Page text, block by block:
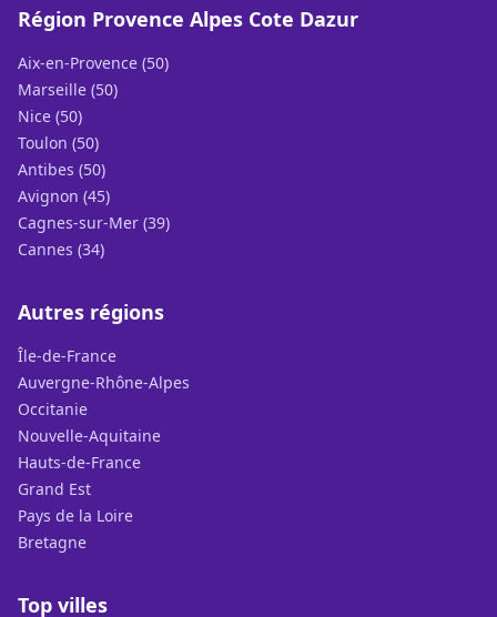
Région Provence Alpes Cote Dazur
Aix-en-Provence (50)
Marseille (50)
Nice (50)
Toulon (50)
Antibes (50)
Avignon (45)
Cagnes-sur-Mer (39)
Cannes (34)
Autres régions
Île-de-France
Auvergne-Rhône-Alpes
Occitanie
Nouvelle-Aquitaine
Hauts-de-France
Grand Est
Pays de la Loire
Bretagne
Top villes